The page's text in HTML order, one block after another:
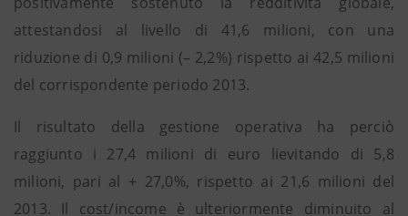
attestandosi al livello di 41,6 milioni, con una
riduzione di 0,9 milioni (– 2,2%) rispetto ai 42,5 milioni
del corrispondente periodo 2013.
Il risultato della gestione operativa ha perciò
raggiunto i 27,4 milioni di euro lievitando di 5,8
milioni, pari al + 27,0%, rispetto ai 21,6 milioni del
2013. Il cost/income è ulteriormente diminuito al